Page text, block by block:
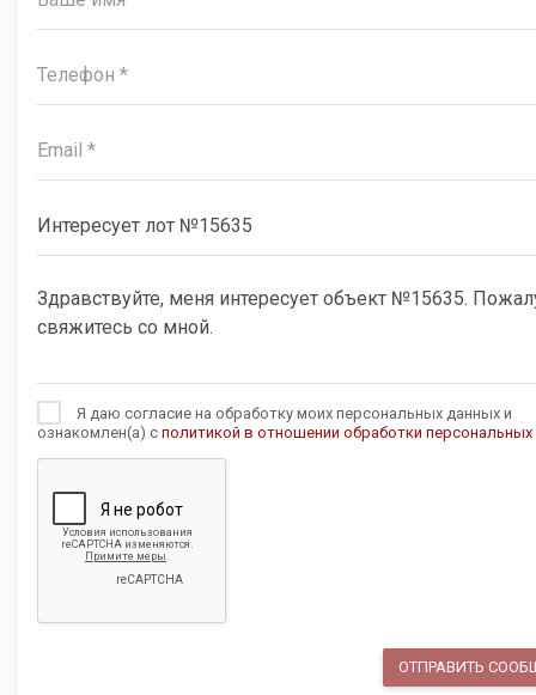
Я даю согласие на обработку моих персональных данных и
ознакомлен(а) с политикой в отношении обработки